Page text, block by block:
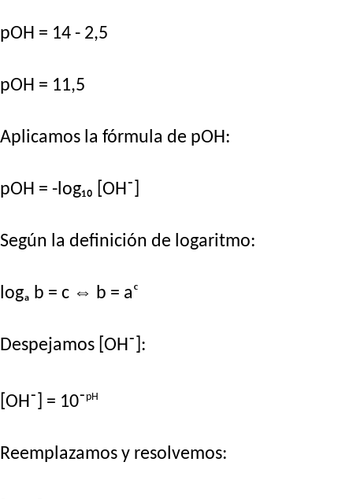
pOH = 14 - 2,5
pOH = 11,5
Aplicamos la fórmula de pOH:
pOH = -log₁₀ [OH⁻]
Según la definición de logaritmo:
logₐ b = c ⇔ b = aᶜ
Despejamos [OH⁻]:
[OH⁻] = 10⁻ pH
Reemplazamos y resolvemos: